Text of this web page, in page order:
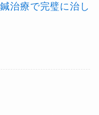
治療で完璧に治し